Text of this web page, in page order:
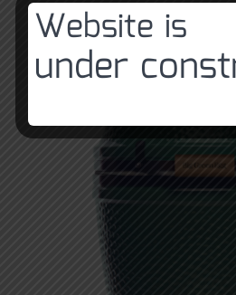
Website is
under